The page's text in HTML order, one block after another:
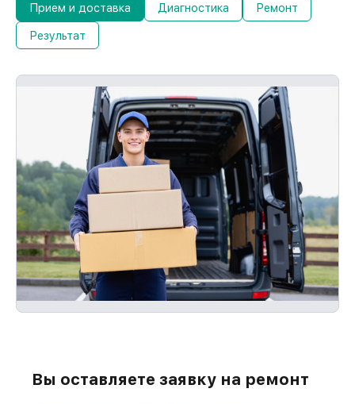
Прием и доставка Диагностика Ремонт
Результат
Вы оставляете заявку на ремонт